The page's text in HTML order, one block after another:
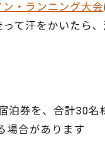
ン・ランニング大会
て汗をかいたら
券を、合計30名
場合があります